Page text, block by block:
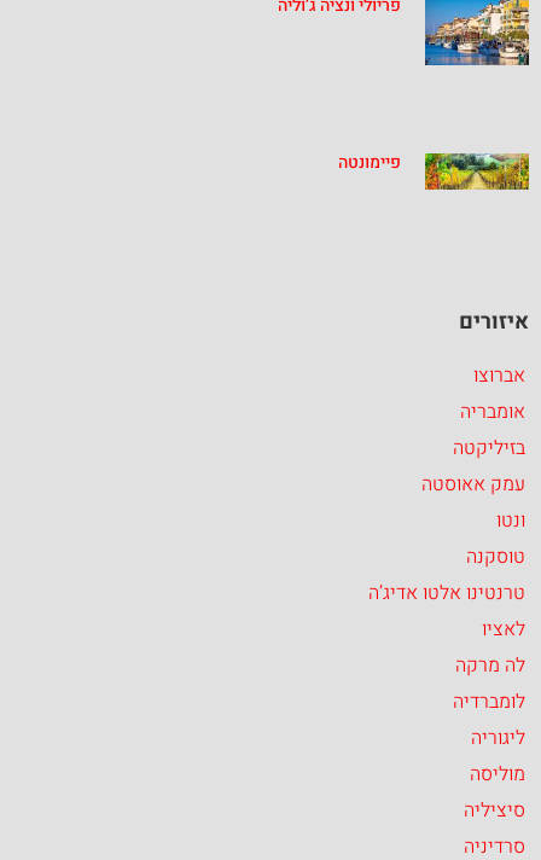
פריולי ונציה ג’וליה
פיימונטה
איזורים
אברוצו
אומבריה
בזיליקטה
עמק אאוסטה
ונטו
טוסקנה
טרנטינו אלטו אדיג’ה
לאציו
לה מרקה
לומברדיה
ליגוריה
מוליסה
סיציליה
סרדיניה